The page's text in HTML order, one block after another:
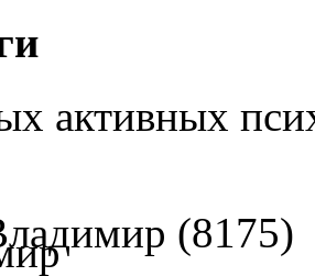
активных
(8175)